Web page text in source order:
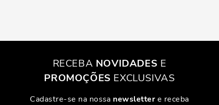
RECEBA NOVIDADES E
PROMOÇÕES EXCLUSIVAS
Cadastre-se na nossa newslettere receba